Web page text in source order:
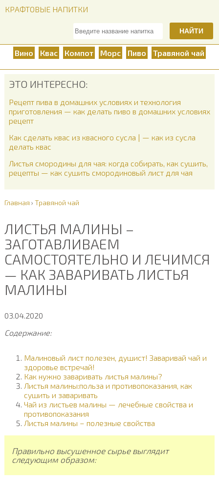
КРАФТОВЫЕ НАПИТКИ
НАЙТИ
Вино Квас Компот Морс Пиво Травяной чай
ЭТО ИНТЕРЕСНО:
Рецепт пива в домашних условиях и технология
приготовления — как делать пиво в домашних условиях
рецепт
Как сделать квас из квасного сусла | — как из сусла
делать квас
Листья смородины для чая: когда собирать, как сушить,
рецепты — как сушить смородиновый лист для чая
Главная › Травяной чай
ЛИСТЬЯ МАЛИНЫ –
ЗАГОТАВЛИВАЕМ
САМОСТОЯТЕЛЬНО И ЛЕЧИМСЯ
— КАК ЗАВАРИВАТЬ ЛИСТЬЯ
МАЛИНЫ
03.04.2020
Содержание:
Малиновый лист полезен, душист! Заваривай чай и
здоровье встречай!
Как нужно заваривать листья малины?
Листья малины:польза и противопоказания, как
сушить и заваривать
Чай из листьев малины — лечебные свойства и
противопоказания
Листья малины – полезные свойства
Правильно высушенное сырье выглядит
следующим образом: